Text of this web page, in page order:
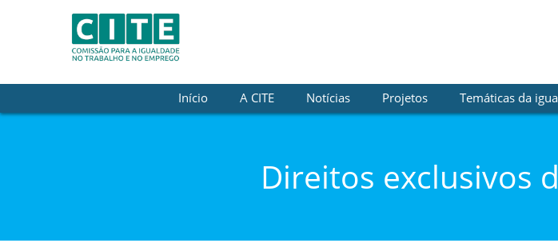
Início A CITE Notícias Projetos Temáticas da
Direitos exclusivos